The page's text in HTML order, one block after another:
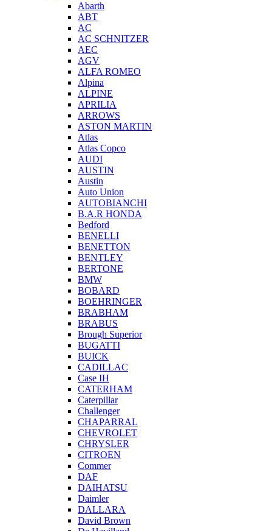
Abarth
ABT
AC
AC SCHNITZER
AEC
AGV
ALFA ROMEO
Alpina
ALPINE
APRILIA
ARROWS
ASTON MARTIN
Atlas
Atlas Copco
AUDI
AUSTIN
Austin
Auto Union
AUTOBIANCHI
B.A.R HONDA
Bedford
BENELLI
BENETTON
BENTLEY
BERTONE
BMW
BOBARD
BOEHRINGER
BRABHAM
BRABUS
Brough Superior
BUGATTI
BUICK
CADILLAC
Case IH
CATERHAM
Caterpillar
Challenger
CHAPARRAL
CHEVROLET
CHRYSLER
CITROEN
Commer
DAF
DAIHATSU
Daimler
DALLARA
David Brown